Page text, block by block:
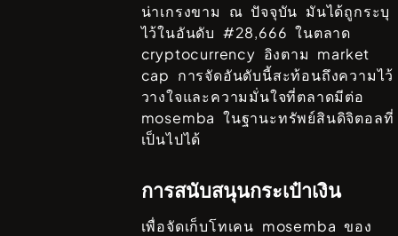
น่าเกรงขาม ณ ปัจจุบัน มันได้ถูกระบุ
ไว้ในอันดับ #28,666 ในตลาด
cryptocurrency อิงตาม market
cap การจัดอันดับนี้สะท้อนถึงความไว้
วางใจและความมั่นใจที่ตลาดมีต่อ
mosemba ในฐานะทรัพย์สินดิจิตอลที่
เป็นไปได้
การสนับสนุนกระเป๋าเงิน
เพื่อจัดเก็บโทเคน mosemba ของ